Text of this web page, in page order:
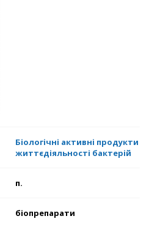
Біологічні активні продукти
життєдіяльності бактерій
п.
біопрепарати